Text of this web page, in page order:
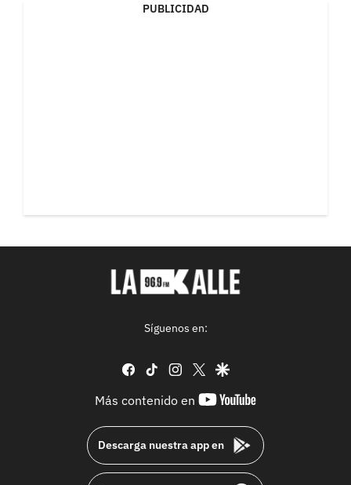
PUBLICIDAD
Síguenos en:
facebook
tiktok instagram
twittergoogle
Más contenido en
youtube-
Descarga nuestra app en